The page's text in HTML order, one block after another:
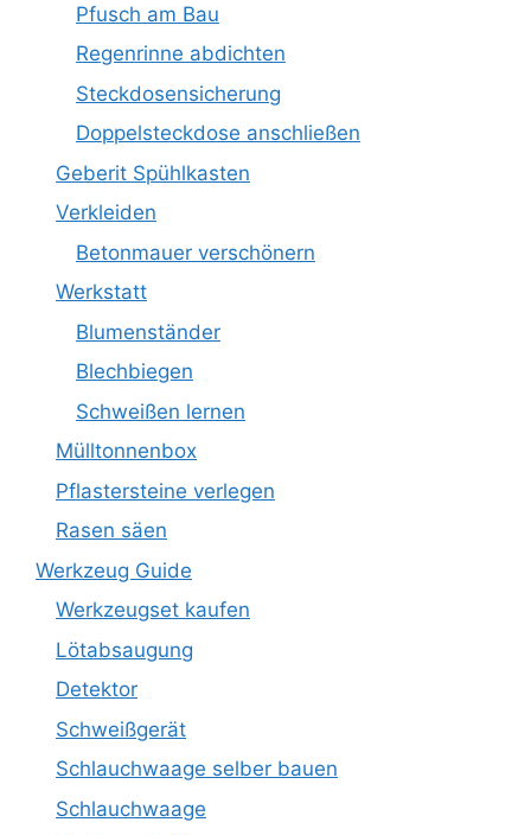
Pfusch am Bau
Regenrinne abdichten
Steckdosensicherung
Doppelsteckdose anschließen
Geberit Spühlkasten
Verkleiden
Betonmauer verschönern
Werkstatt
Blumenständer
Blechbiegen
Schweißen lernen
Mülltonnenbox
Pflastersteine verlegen
Rasen säen
Werkzeug Guide
Werkzeugset kaufen
Lötabsaugung
Detektor
Schweißgerät
Schlauchwaage selber bauen
Schlauchwaage